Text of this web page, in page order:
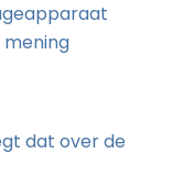
mening
dat over de